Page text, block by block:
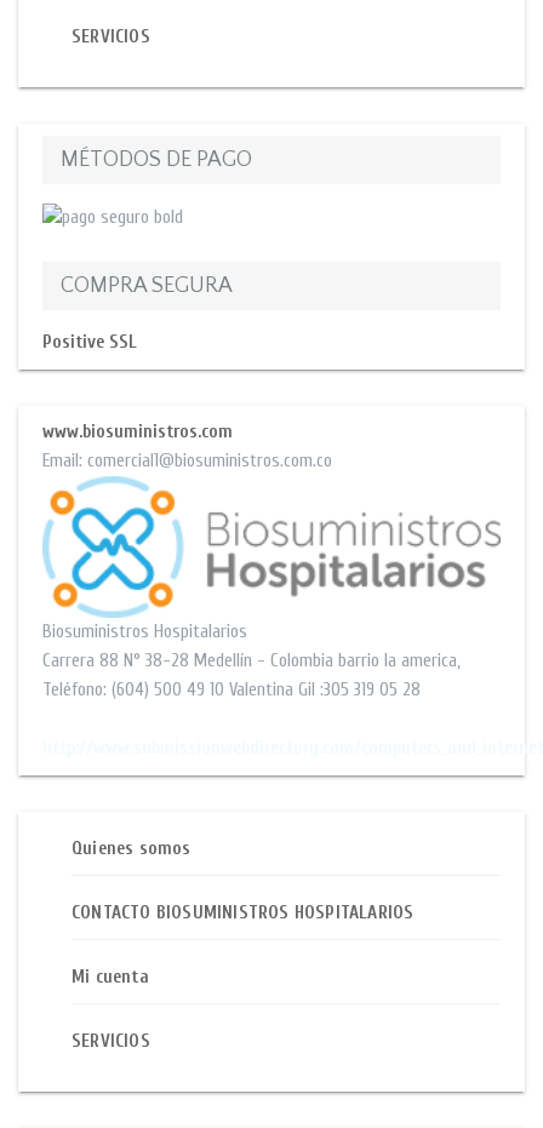
SERVICIOS
MÉTODOS DE PAGO
COMPRA SEGURA
Positive SSL
www.biosuministros.com
Email: comercial1@biosuministros.com.co
Biosuministros Hospitalarios
Carrera 88 N° 38-28 Medellín - Colombia barrio la america,
Teléfono: (604) 500 49 10 Valentina Gil :305 319 05 28
Quienes somos
CONTACTO BIOSUMINISTROS HOSPITALARIOS
Mi cuenta
SERVICIOS